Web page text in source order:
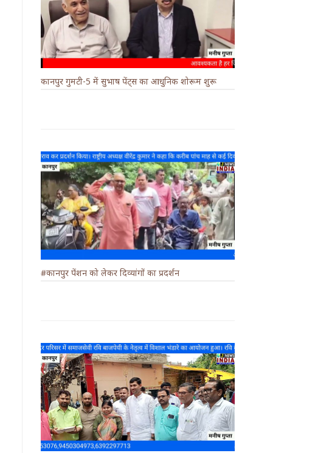
कानपुर गुमटी-5 में सुभाष पेंट्स का आधुनिक शोरूम शुरू
#कानपुर पेंशन को लेकर दिव्यांगों का प्रदर्शन